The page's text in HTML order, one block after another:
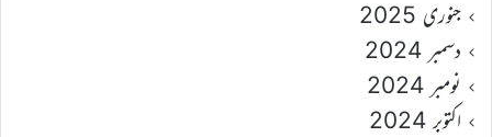
جنوری 2025
دسمبر 2024
نومبر 2024
اکتوبر 2024